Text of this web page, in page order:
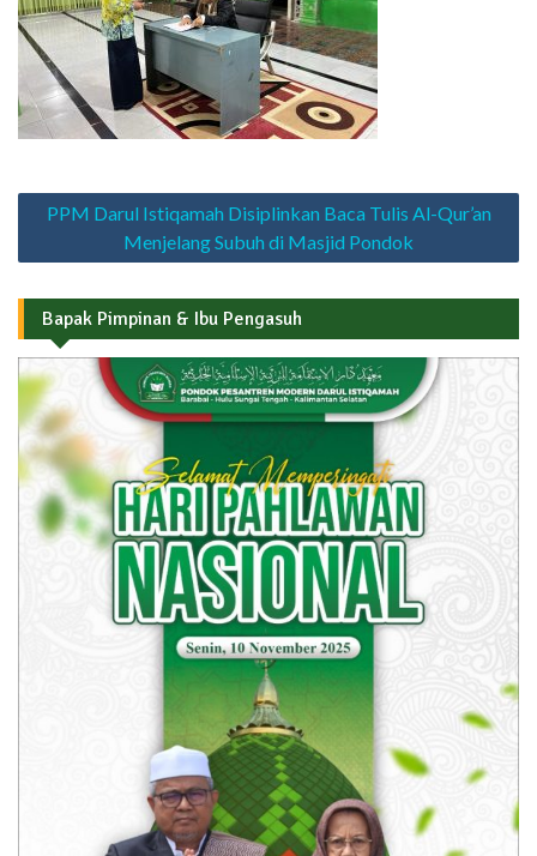
Navigasi
PPM Darul Istiqamah Disiplinkan Baca Tulis Al-Qur’an
Menjelang Subuh di Masjid Pondok
Bapak Pimpinan & Ibu Pengasuh